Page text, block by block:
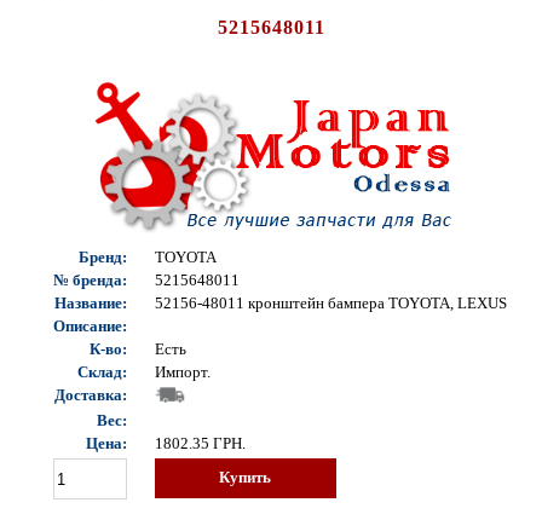
5215648011
Бренд:
TOYOTA
№ бренда:
5215648011
Название:
52156-48011 кронштейн бампера TOYOTA, LEXUS
Описание:
К-во:
Есть
Склад:
Импорт.
Доставка:
Вес:
Цена:
1802.35 ГРН.
Купить